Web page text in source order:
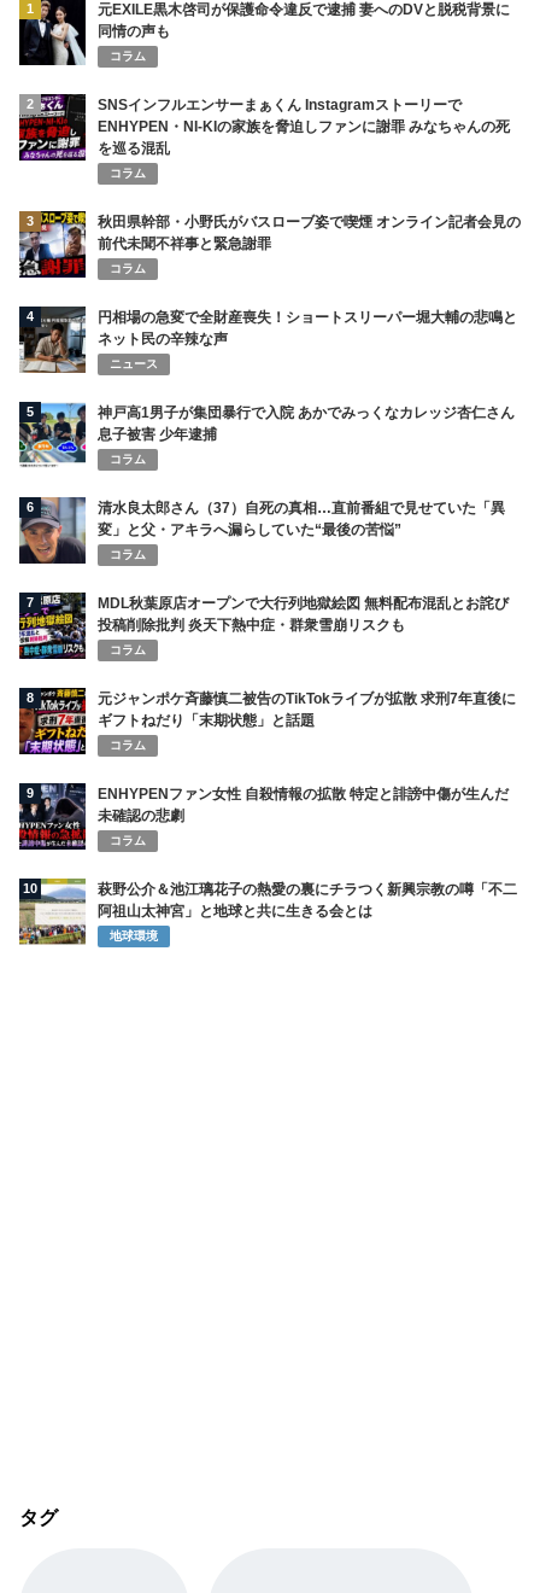
1
元EXILE黒木啓司が保護命令違反で逮捕 妻へのDVと脱税背景に
同情の声も
コラム
2
SNSインフルエンサーまぁくん Instagramストーリーで
ENHYPEN・NI-KIの家族を脅迫しファンに謝罪 みなちゃんの死
を巡る混乱
コラム
3
秋田県幹部・小野氏がバスローブ姿で喫煙 オンライン記者会見の
前代未聞不祥事と緊急謝罪
コラム
4
円相場の急変で全財産喪失！ショートスリーパー堀大輔の悲鳴と
ネット民の辛辣な声
ニュース
5
神戸高1男子が集団暴行で入院 あかでみっくなカレッジ杏仁さん
息子被害 少年逮捕
コラム
6
清水良太郎さん（37）自死の真相…直前番組で見せていた「異
変」と父・アキラへ漏らしていた“最後の苦悩”
コラム
7
MDL秋葉原店オープンで大行列地獄絵図 無料配布混乱とお詫び
投稿削除批判 炎天下熱中症・群衆雪崩リスクも
コラム
8
元ジャンポケ斉藤慎二被告のTikTokライブが拡散 求刑7年直後に
ギフトねだり「末期状態」と話題
コラム
9
ENHYPENファン女性 自殺情報の拡散 特定と誹謗中傷が生んだ
未確認の悲劇
コラム
10
萩野公介＆池江璃花子の熱愛の裏にチラつく新興宗教の噂「不二
阿祖山太神宮」と地球と共に生きる会とは
地球環境
タグ